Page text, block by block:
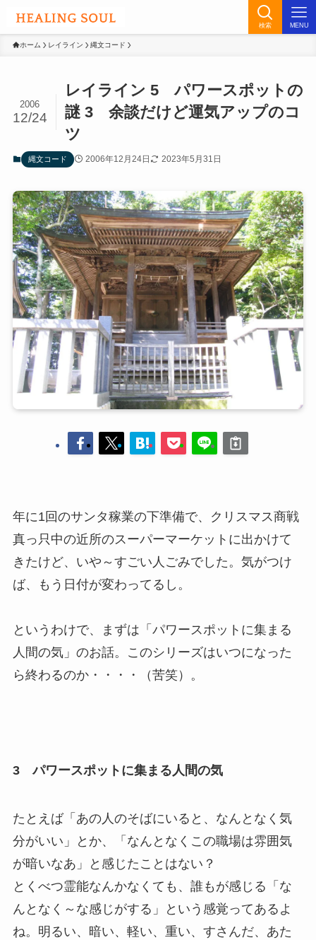
検索 MENU
ホーム レイライン 縄文コード
レイライン 5 パワースポットの
謎 3 余談だけど運気アップのコ
ツ
2006
12/24
縄文コード 2006年12月24日 2023年5月31日
年に1回のサンタ稼業の下準備で、クリスマス商戦
真っ只中の近所のスーパーマーケットに出かけて
きたけど、いや～すごい人ごみでした。気がつけ
ば、もう日付が変わってるし。
というわけで、まずは「パワースポットに集まる
人間の気」のお話。このシリーズはいつになった
ら終わるのか・・・・（苦笑）。
3 パワースポットに集まる人間の気
たとえば「あの人のそばにいると、なんとなく気
分がいい」とか、「なんとなくこの職場は雰囲気
が暗いなあ」と感じたことはない？
とくべつ霊能なんかなくても、誰もが感じる「な
んとなく～な感じがする」という感覚ってあるよ
ね。明るい、暗い、軽い、重い、すさんだ、あた